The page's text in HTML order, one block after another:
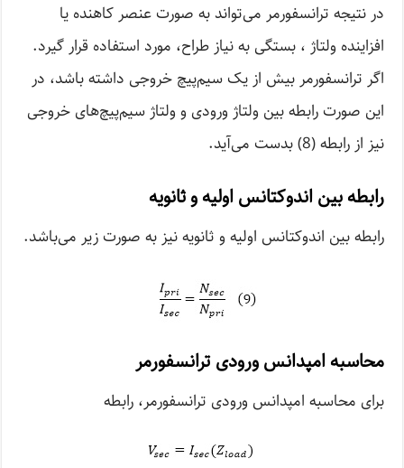
در نتیجه ترانسفورمر می‌تواند به صورت عنصر کاهنده یا
افزاینده ولتاژ ، بستگی به نیاز طراح، مورد استفاده قرار گیرد.
اگر ترانسفورمر بیش از یک سیم‌پیچ خروجی داشته باشد، در
این صورت رابطه بین ولتاژ ورودی و ولتاژ سیم‌پیچ‌های خروجی
نیز از رابطه (8) بدست می‌آید.
رابطه بین اندوکتانس اولیه و ثانویه
رابطه بین اندوکتانس اولیه و ثانویه نیز به صورت زیر می‌باشد.
محاسبه امپدانس ورودی ترانسفورمر
برای محاسبه امپدانس ورودی ترانسفورمر، رابطه